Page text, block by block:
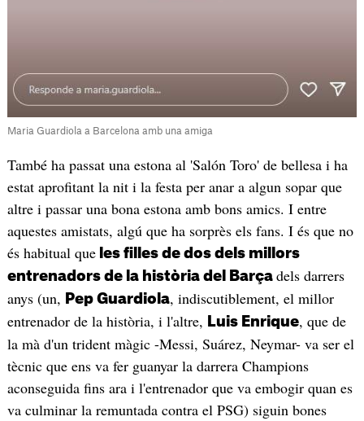
Maria Guardiola a Barcelona amb una amiga
També ha passat una estona al 'Salón Toro' de bellesa i ha
estat aprofitant la nit i la festa per anar a algun sopar que
altre i passar una bona estona amb bons amics. I entre
aquestes amistats, algú que ha sorprès els fans. I és que no
és habitual queles filles de dos dels millors
entrenadors de la història del Barça dels darrers
anys (un,
Pep Guardiola, indiscutiblement, el millor
entrenador de la història, i l'altre,
Luis Enrique, que de
la mà d'un trident màgic -Messi, Suárez, Neymar- va ser el
tècnic que ens va fer guanyar la darrera Champions
aconseguida fins ara i l'entrenador que va embogir quan es
va culminar la remuntada contra el PSG) siguin bones